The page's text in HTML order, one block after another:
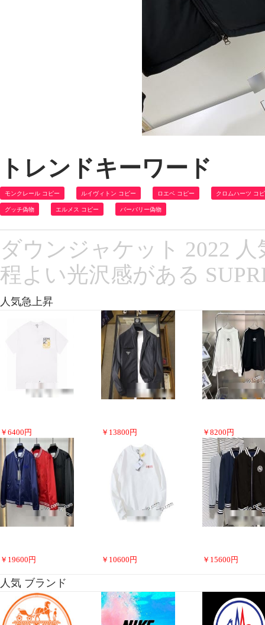
トレンドキーワード
モンクレール コピー ルイヴィトン コピー ロエベ コピー クロムハーツ コ
グッチ偽物 エルメス コピー バーバリー偽物
ダウンジャケット 2022
程よい光沢感がある
人気急上昇
￥ 6400 円 ￥ 13800 円 ￥ 8200 円
￥ 19600 円 ￥ 10600 円 ￥ 15600 円
人気 ブランド